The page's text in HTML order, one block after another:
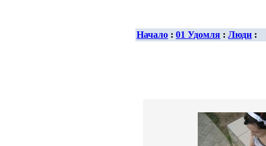
Начало : 01 Удомля : Люди :